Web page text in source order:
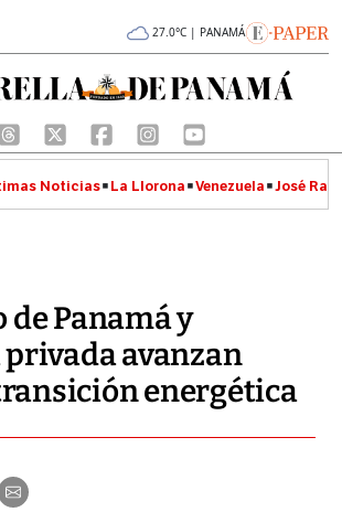
27.0°C | PANAMÁ
Noticias La Llorona Venezuela José
de Panamá y
avanzan
energética